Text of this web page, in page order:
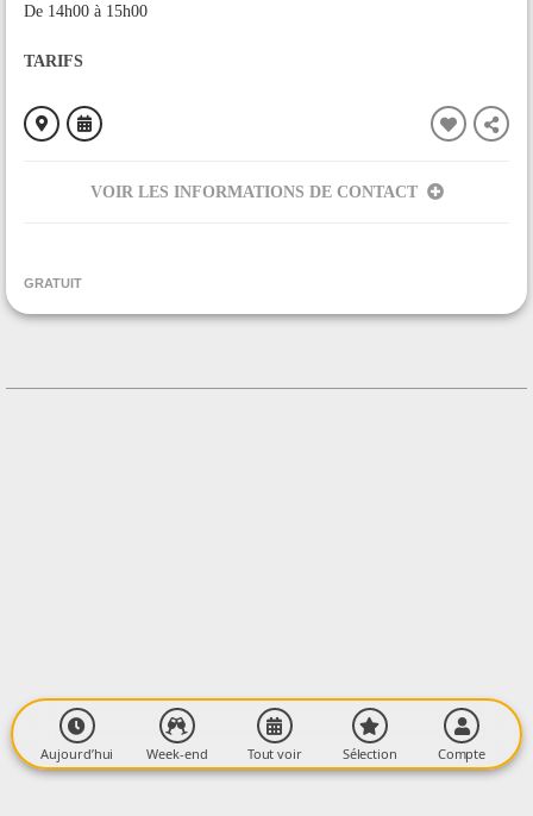
De 14h00 à 15h00
TARIFS
VOIR LES INFORMATIONS DE CONTACT
GRATUIT
Aujourd’hui Week-end Tout voir Sélection Compte